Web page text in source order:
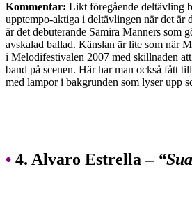
Kommentar: Likt föregående deltävling
upptempo-aktiga i deltävlingen när det är
är det debuterande Samira Manners som
avskalad ballad. Känslan är lite som när
i Melodifestivalen 2007 med skillnaden
band på scenen. Här har man också fått
med lampor i bakgrunden som lyser upp
• 4. Alvaro Estrella –